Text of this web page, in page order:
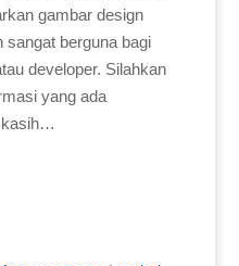
gambar design
sangat berguna bagi
developer. Silahkan
yang ada
kasih…